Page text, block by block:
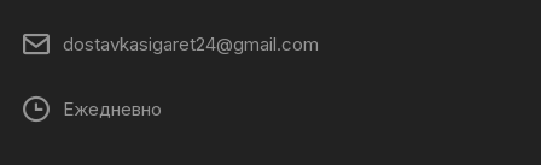
dostavkasigaret24@gmail.com
Ежедневно